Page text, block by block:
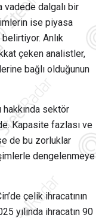
vadede dalgalı bir
ise piyasa
Anlık
çeken analistler,
bağlı olduğunun
sektör
Kapasite fazlası ve
de bu zorluklar
dengelenmeye
çelik ihracatının
yılında ihracatın 90